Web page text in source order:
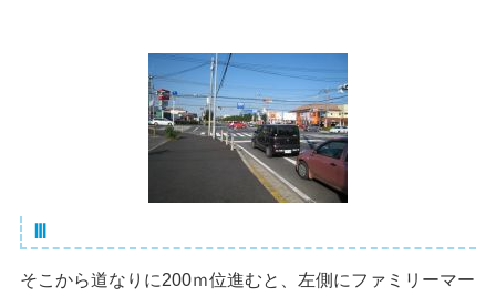
Ⅲ
そこから道なりに200ｍ位進むと、左側にファミリーマー